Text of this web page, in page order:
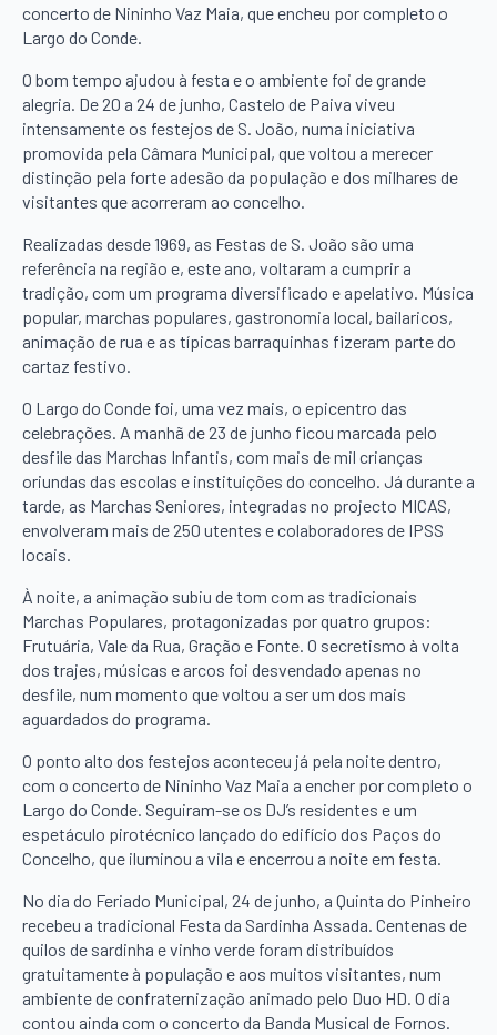
concerto de Nininho Vaz Maia, que encheu por completo o
Largo do Conde.
O bom tempo ajudou à festa e o ambiente foi de grande
alegria. De 20 a 24 de junho, Castelo de Paiva viveu
intensamente os festejos de S. João, numa iniciativa
promovida pela Câmara Municipal, que voltou a merecer
distinção pela forte adesão da população e dos milhares de
visitantes que acorreram ao concelho.
Realizadas desde 1969, as Festas de S. João são uma
referência na região e, este ano, voltaram a cumprir a
tradição, com um programa diversificado e apelativo. Música
popular, marchas populares, gastronomia local, bailaricos,
animação de rua e as típicas barraquinhas fizeram parte do
cartaz festivo.
O Largo do Conde foi, uma vez mais, o epicentro das
celebrações. A manhã de 23 de junho ficou marcada pelo
desfile das Marchas Infantis, com mais de mil crianças
oriundas das escolas e instituições do concelho. Já durante a
tarde, as Marchas Seniores, integradas no projecto MICAS,
envolveram mais de 250 utentes e colaboradores de IPSS
locais.
À noite, a animação subiu de tom com as tradicionais
Marchas Populares, protagonizadas por quatro grupos:
Frutuária, Vale da Rua, Gração e Fonte. O secretismo à volta
dos trajes, músicas e arcos foi desvendado apenas no
desfile, num momento que voltou a ser um dos mais
aguardados do programa.
O ponto alto dos festejos aconteceu já pela noite dentro,
com o concerto de Nininho Vaz Maia a encher por completo o
Largo do Conde. Seguiram-se os DJ’s residentes e um
espetáculo pirotécnico lançado do edifício dos Paços do
Concelho, que iluminou a vila e encerrou a noite em festa.
No dia do Feriado Municipal, 24 de junho, a Quinta do Pinheiro
recebeu a tradicional Festa da Sardinha Assada. Centenas de
quilos de sardinha e vinho verde foram distribuídos
gratuitamente à população e aos muitos visitantes, num
ambiente de confraternização animado pelo Duo HD. O dia
contou ainda com o concerto da Banda Musical de Fornos.